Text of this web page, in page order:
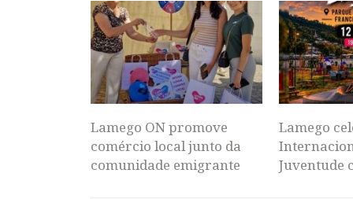
Lamego ON promove
comércio local junto da
comunidade emigrante
Lamego
Juventude